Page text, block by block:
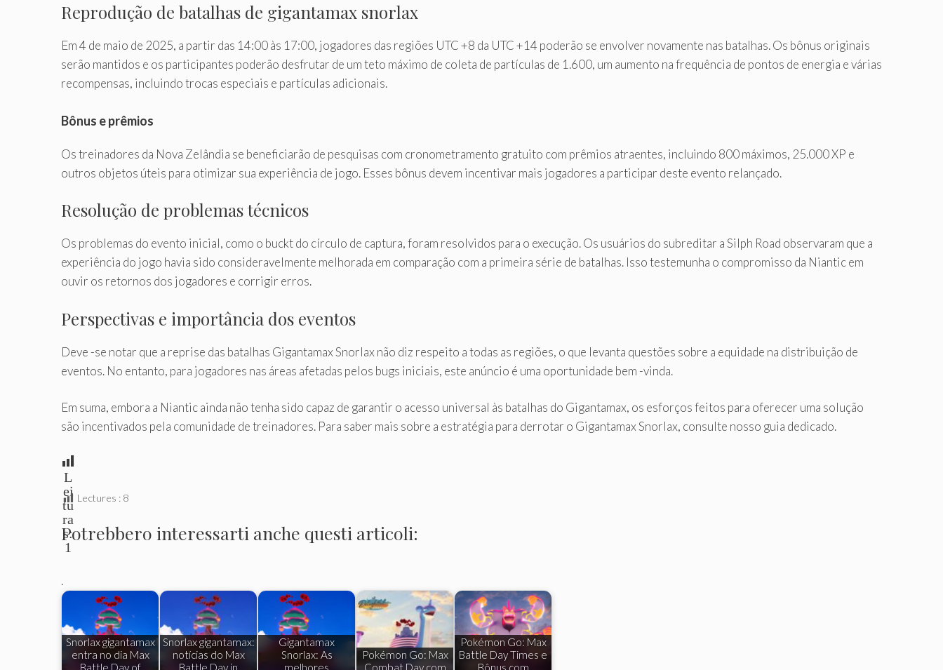
Reprodução de batalhas de gigantamax snorlax
Em 4 de maio de 2025, a partir das 14:00 às 17:00, jogadores das regiões UTC +8 da UTC +14 poderão se envolver novamente nas batalhas. Os bônus originais
serão mantidos e os participantes poderão desfrutar de um teto máximo de coleta de partículas de 1.600, um aumento na frequência de pontos de energia e várias
recompensas, incluindo trocas especiais e partículas adicionais.
Bônus e prêmios
Os treinadores da Nova Zelândia se beneficiarão de pesquisas com cronometramento gratuito com prêmios atraentes, incluindo 800 máximos, 25.000 XP e
outros objetos úteis para otimizar sua experiência de jogo. Esses bônus devem incentivar mais jogadores a participar deste evento relançado.
Resolução de problemas técnicos
Os problemas do evento inicial, como o buckt do círculo de captura, foram resolvidos para o execução. Os usuários do subreditar a Silph Road observaram que a
experiência do jogo havia sido consideravelmente melhorada em comparação com a primeira série de batalhas. Isso testemunha o compromisso da Niantic em
ouvir os retornos dos jogadores e corrigir erros.
Perspectivas e importância dos eventos
Deve -se notar que a reprise das batalhas Gigantamax Snorlax não diz respeito a todas as regiões, o que levanta questões sobre a equidade na distribuição de
eventos. No entanto, para jogadores nas áreas afetadas pelos bugs iniciais, este anúncio é uma oportunidade bem -vinda.
Em suma, embora a Niantic ainda não tenha sido capaz de garantir o acesso universal às batalhas do Gigantamax, os esforços feitos para oferecer uma solução
são incentivados pela comunidade de treinadores. Para saber mais sobre a estratégia para derrotar o Gigantamax Snorlax, consulte nosso guia dedicado.
L
ei
tu
ra
s:
1
Lectures : 8
Potrebbero interessarti anche questi articoli:
.
Snorlax gigantamax
entra no dia Max
Snorlax gigantamax:
notícias do Max
Gigantamax
Snorlax: As
Pokémon Go: Max
Pokémon Go: Max
Battle Day Times e